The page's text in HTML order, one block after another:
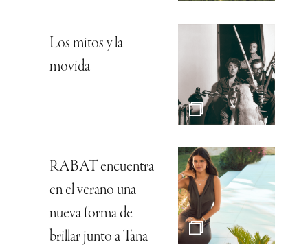
Los mitos y la
movida
RABAT encuentra
en el verano una
nueva forma de
brillar junto a Tana